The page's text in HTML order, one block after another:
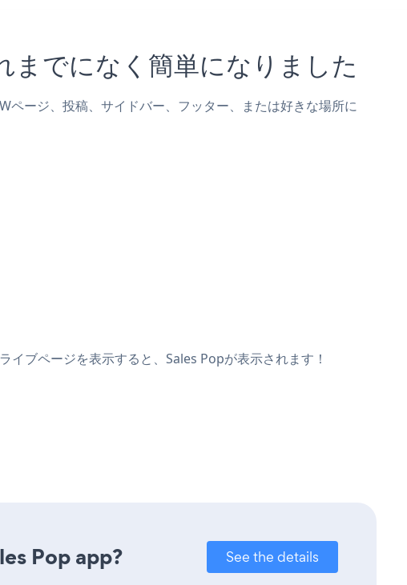
でになく簡単になりました
ージ、投稿、サイドバー、フッター、または好きな場所に
ブページを表示すると、Sales Popが表示されます！
Pop app? See the details